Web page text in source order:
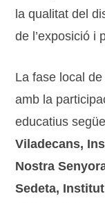
la qualitat del
de l’exposició i
La fase local
amb la
educatius
Viladecans,
Nostra
Sedeta,